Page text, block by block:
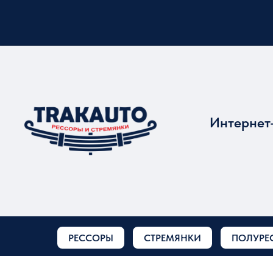
РЕССОРЫ СТРЕМЯНКИ